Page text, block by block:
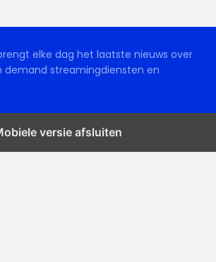
elke dag het laatste nieuws over
demand streamingdiensten en
versie afsluiten